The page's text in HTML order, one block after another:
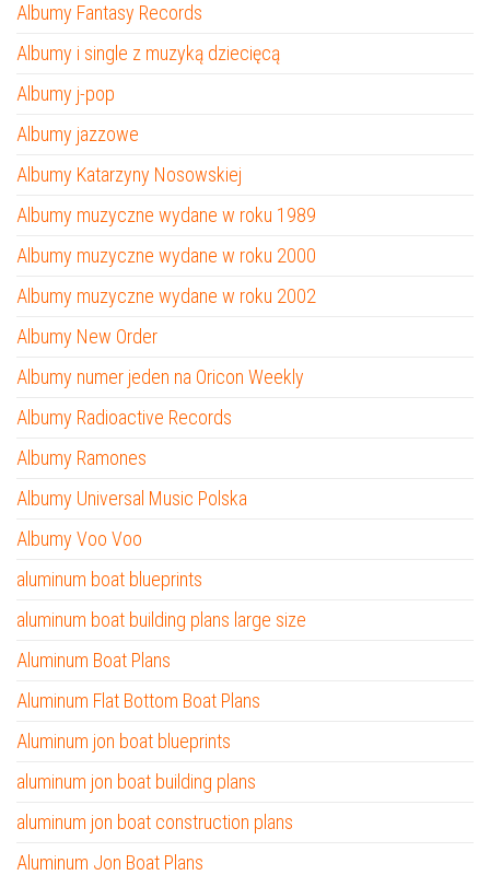
Albumy Fantasy Records
Albumy i single z muzyką dziecięcą
Albumy j-pop
Albumy jazzowe
Albumy Katarzyny Nosowskiej
Albumy muzyczne wydane w roku 1989
Albumy muzyczne wydane w roku 2000
Albumy muzyczne wydane w roku 2002
Albumy New Order
Albumy numer jeden na Oricon Weekly
Albumy Radioactive Records
Albumy Ramones
Albumy Universal Music Polska
Albumy Voo Voo
aluminum boat blueprints
aluminum boat building plans large size
Aluminum Boat Plans
Aluminum Flat Bottom Boat Plans
Aluminum jon boat blueprints
aluminum jon boat building plans
aluminum jon boat construction plans
Aluminum Jon Boat Plans